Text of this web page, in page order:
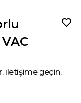
iletişime geçin.